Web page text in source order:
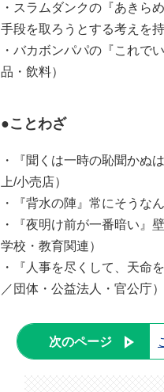
・スラムダンクの『あきら
手段を取ろうとする考えを
・バカボンパパの『これで
品・飲料）
●ことわざ
・『聞くは一時の恥聞かぬ
上/小売店）
・『背水の陣』常にそうな
・『夜明け前が一番暗い』
学校・教育関連）
・『人事を尽くして、天命
／団体・公益法人・官公庁）
次のページ